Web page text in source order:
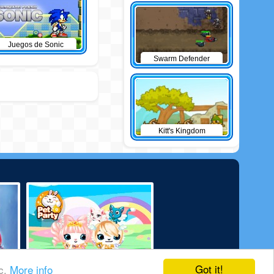
Got it!
More info
Juegos de Sonic
Swarm Defender
Kitt's Kingdom